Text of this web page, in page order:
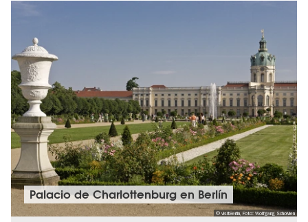
© visitBerlin, Foto: Wolfgang Scholvien
Palacio de Charlottenburg en Berlín